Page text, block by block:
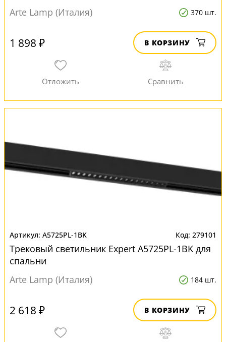
Arte Lamp (Италия)
370 шт.
1 898 ₽ В КОРЗИНУ
A5725PL-1BK 279101
Трековый светильник Expert A5725PL-1BK для
спальни
Arte Lamp (Италия)
184 шт.
2 618 ₽ В КОРЗИНУ